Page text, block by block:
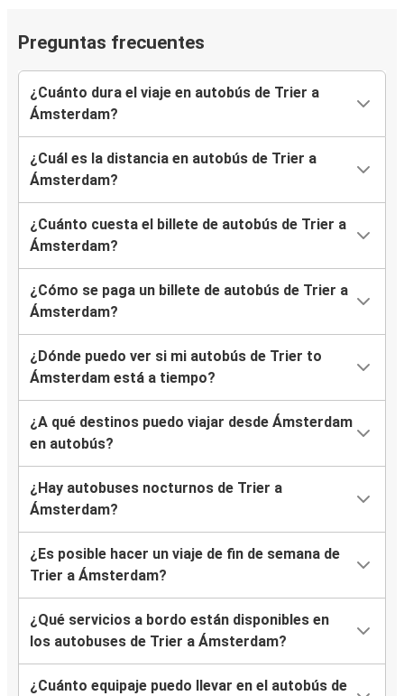
Preguntas frecuentes
¿Cuánto dura el viaje en autobús de Trier a
Ámsterdam?
¿Cuál es la distancia en autobús de Trier a
Ámsterdam?
¿Cuánto cuesta el billete de autobús de Trier a
Ámsterdam?
¿Cómo se paga un billete de autobús de Trier a
Ámsterdam?
¿Dónde puedo ver si mi autobús de Trier to
Ámsterdam está a tiempo?
¿A qué destinos puedo viajar desde Ámsterdam
en autobús?
¿Hay autobuses nocturnos de Trier a
Ámsterdam?
¿Es posible hacer un viaje de fin de semana de
Trier a Ámsterdam?
¿Qué servicios a bordo están disponibles en
los autobuses de Trier a Ámsterdam?
¿Cuánto equipaje puedo llevar en el autobús de